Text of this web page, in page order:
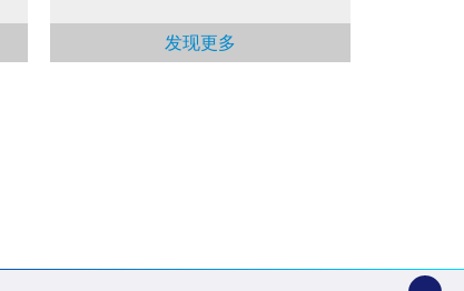
发现更多